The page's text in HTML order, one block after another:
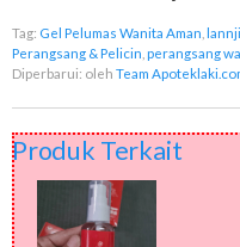
Tag: Gel Pelumas Wanita Aman
Perangsang & Pelicin perangsang
Diperbarui: oleh Team
Produk Terkait